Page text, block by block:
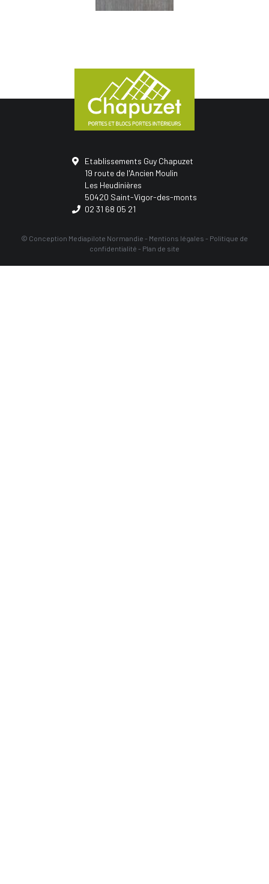
Etablissements Guy Chapuzet
19 route de l'Ancien Moulin
Les Heudinières
50420 Saint-Vigor-des-monts
02 31 68 05 21
© Conception Mediapilote Normandie - Mentions légales - Politique de
confidentialité - Plan de site